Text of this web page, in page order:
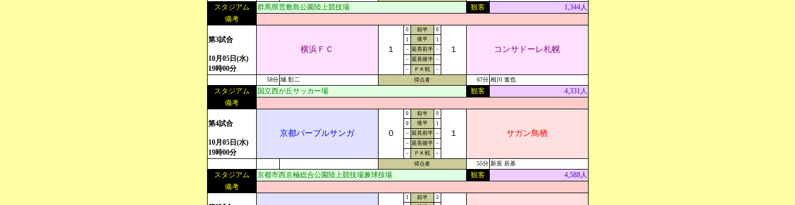
スタジアム 群馬県営敷島公園陸上競技場 観客
1,344人
備考
第3試合
10月05日(水)
19時00分
横浜ＦＣ １
0 前半 0
１ コンサドーレ札幌
1 後半
1
－ 延長前半 －
－ 延長後半 －
－
ＰＫ戦 －
58分 城 彰二 得点者 67分 相川 進也
スタジアム 国立西が丘サッカー場 観客
4,331人
備考
第4試合
10月05日(水)
19時00分
京都パープルサンガ ０
0 前半 0
１ サガン鳥栖
0 後半
1
－ 延長前半 －
－ 延長後半 －
－
ＰＫ戦
－
得点者
55分 新居 辰基
スタジアム 京都市西京極総合公園陸上競技場兼球技場 観客
4,588人
備考
1 前半
3